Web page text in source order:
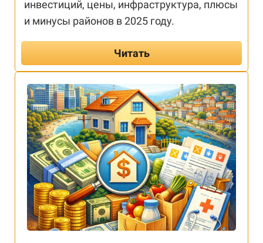
инвестиций, цены, инфраструктура, плюсы
и минусы районов в 2025 году.
Читать